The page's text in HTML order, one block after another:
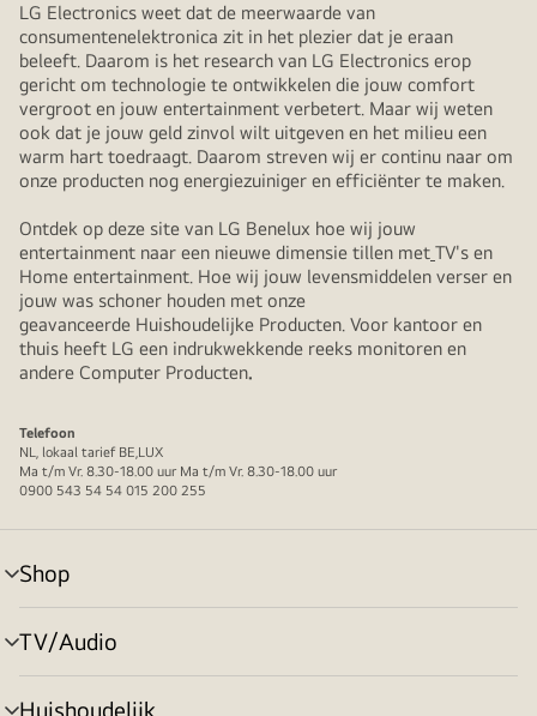
LG Electronics weet dat de meerwaarde van
consumentenelektronica zit in het plezier dat je eraan
beleeft. Daarom is het research van LG Electronics erop
gericht om technologie te ontwikkelen die jouw comfort
vergroot en jouw entertainment verbetert. Maar wij weten
ook dat je jouw geld zinvol wilt uitgeven en het milieu een
warm hart toedraagt. Daarom streven wij er continu naar om
onze producten nog energiezuiniger en efficiënter te maken.
Ontdek op deze site van LG Benelux hoe wij jouw
entertainment naar een nieuwe dimensie tillen met TV's en
Home entertainment. Hoe wij jouw levensmiddelen verser en
jouw was schoner houden met onze
geavanceerde Huishoudelijke Producten. Voor kantoor en
thuis heeft LG een indrukwekkende reeks monitoren en
andere Computer Producten.
Telefoon
NL, lokaal tarief BE,LUX
Ma t/m Vr. 8.30-18.00 uur Ma t/m Vr. 8.30-18.00 uur
0900 543 54 54 015 200 255
Shop
menu
in-/uitschakelen
TV/Audio
menu
in-/uitschakelen
Huishoudelijk